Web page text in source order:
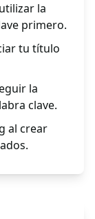
la
primero.
tu título
la
clave.
al crear